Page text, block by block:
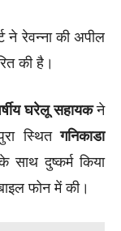
ने रेवन्ना की अपील
की है।
घरेलू सहायकने
स्थितगनिकाडा
दुष्कर्म किया
फोन में की।